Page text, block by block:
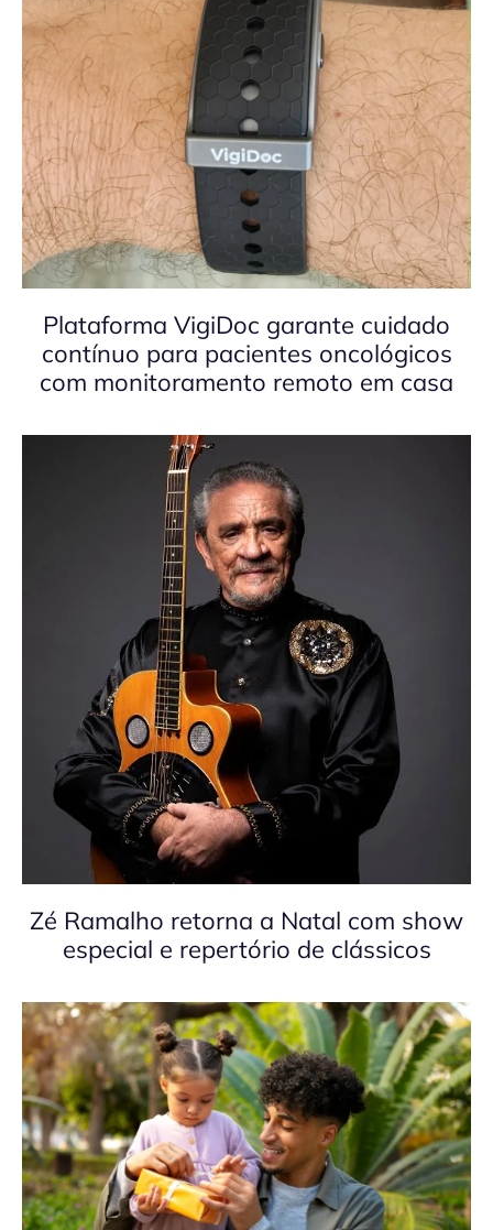
Plataforma VigiDoc garante cuidado
contínuo para pacientes oncológicos
com monitoramento remoto em casa
Zé Ramalho retorna a Natal com show
especial e repertório de clássicos